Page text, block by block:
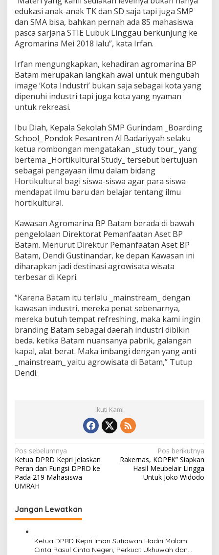
edukasi anak-anak TK dan SD saja tapi juga SMP
dan SMA bisa, bahkan pernah ada 85 mahasiswa
pasca sarjana STIE Lubuk Linggau berkunjung ke
Agromarina Mei 2018 lalu”, kata Irfan.
Irfan mengungkapkan, kehadiran agromarina BP
Batam merupakan langkah awal untuk mengubah
image ‘Kota Industri’ bukan saja sebagai kota yang
dipenuhi industri tapi juga kota yang nyaman
untuk rekreasi.
Ibu Diah, Kepala Sekolah SMP Gurindam _Boarding
School_ Pondok Pesantren Al Badariyyah selaku
ketua rombongan mengatakan _study tour_ yang
bertema _Hortikultural Study_ tersebut bertujuan
sebagai pengayaan ilmu dalam bidang
Hortikultural bagi siswa-siswa agar para siswa
mendapat ilmu baru dan belajar tentang ilmu
hortikultural.
Kawasan Agromarina BP Batam berada di bawah
pengelolaan Direktorat Pemanfaatan Aset BP
Batam. Menurut Direktur Pemanfaatan Aset BP
Batam, Dendi Gustinandar, ke depan Kawasan ini
diharapkan jadi destinasi agrowisata wisata
terbesar di Kepri.
“Karena Batam itu terlalu _mainstream_ dengan
kawasan industri, mereka penat sebenarnya,
mereka butuh tempat refreshing, maka kami ingin
branding Batam sebagai daerah industri dibikin
beda. ketika Batam nuansanya pabrik, galangan
kapal, alat berat. Maka imbangi dengan yang anti
_mainstream_ yaitu agrowisata di Batam,” Tutup
Dendi.
Ikuti Kami
N
a
v
i
g
a
Pos sebelumnya
Ketua DPRD Kepri Jelaskan
Peran dan Fungsi DPRD ke
Pada 219 Mahasiswa
UMRAH
Pos berikutnya
Rakernas, KOPEK” Siapkan
Hasil Meubelair Lingga
Untuk Joko Widodo
Jangan Lewatkan
Ketua DPRD Kepri Iman Sutiawan Hadiri Malam
Cinta Rasul Cinta Negeri, Perkuat Ukhuwah dan